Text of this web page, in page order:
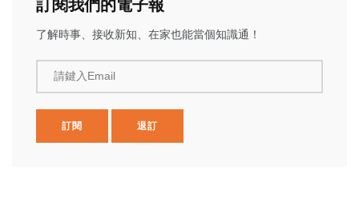
訂閱我們的電子報
了解時事、接收新知、在家也能當個知識通！
請鍵入Email
訂閱 退訂